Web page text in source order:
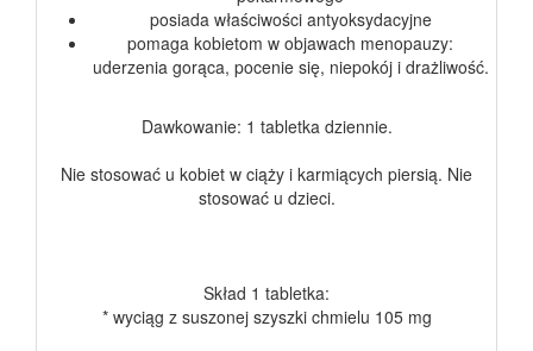
posiada właściwości antyoksydacyjne
pomaga kobietom w objawach menopauzy:
uderzenia gorąca, pocenie się, niepokój i drażliwość.
Dawkowanie: 1 tabletka dziennie.
Nie stosować u kobiet w ciąży i karmiących piersią. Nie
stosować u dzieci.
Skład 1 tabletka:
* wyciąg z suszonej szyszki chmielu 105 mg